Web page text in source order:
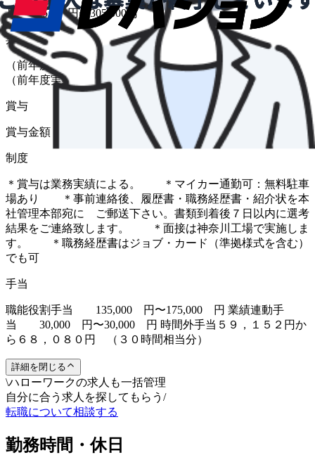
月給 265,000円〜305,000円
昇給
（前年度実績 あり） 金額 1月あたり 0 円 〜 20,000 円
（前年度実績）
賞与
賞与金額 10,000 円 〜 500,000 円（前年度実績）
制度
＊賞与は業務実績による。 ＊マイカー通勤可：無料駐車
場あり ＊事前連絡後、履歴書・職務経歴書・紹介状を本
社管理本部宛に ご郵送下さい。書類到着後７日以内に選考
結果をご連絡致します。 ＊面接は神奈川工場で実施しま
す。 ＊職務経歴書はジョブ・カード（準拠様式を含む）
でも可
手当
職能役割手当 135,000 円〜175,000 円 業績連動手
当 30,000 円〜30,000 円 時間外手当５９，１５２円か
ら６８，０８０円 （３０時間相当分）
詳細を閉じる
\ハローワークの求人も一括管理
自分に合う求人を探してもらう /
転職について相談する
勤務時間・休日